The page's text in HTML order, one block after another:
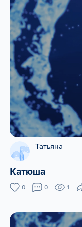
Татьяна
Катюша
0 0 1